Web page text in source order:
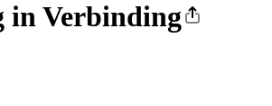
in Verbinding